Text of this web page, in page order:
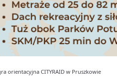
orientacyjna CITYRAID w Pruszkowie